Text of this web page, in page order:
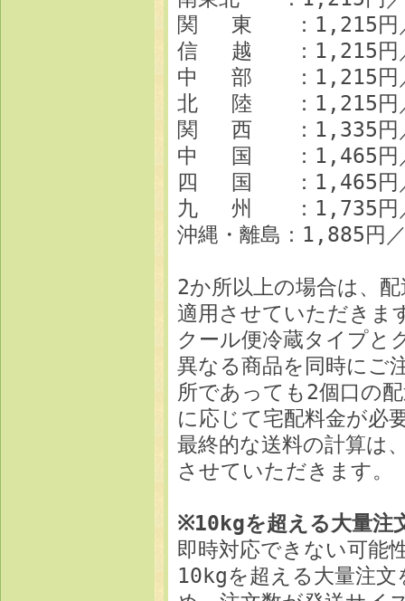
関 東 ：1,215円／
信 越 ：1,215円／
中 部 ：1,215円／
北 陸 ：1,215円／
関 西 ：1,335円／
中 国 ：1,465円／
四 国 ：1,465円／
九 州 ：1,735円／
沖縄・離島：1,885円
2か所以上の場合は、
適用させていただきま
クール便冷蔵タイプと
異なる商品を同時にご
所であっても2個口の
に応じて宅配料金が必
最終的な送料の計算は
させていただきます。
※10kgを超える大量注
即時対応できない可能
10kgを超える大量注